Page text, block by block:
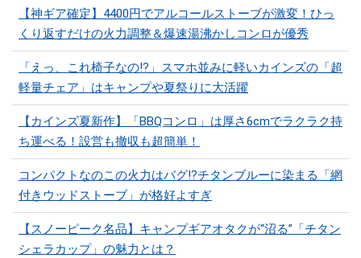
【神ギア確定】4400円でアルコールストーブが激変！ひっ
くり返すだけの火力調整＆爆速湯沸かしコンロが優秀
「えっ、これ椅子なの!?」スマホ並みに軽いカインズの「超
軽量チェア」はキャンプや夏祭りに大活躍
【カインズ夏新作】「BBQコンロ」は厚さ6cmでラクラク持
ち運べる！設営も撤収も超簡単！
コンパクトなのこの火力はバグ⁉チタンブルーに染まる「網
付きウッドストーブ」が格好よすぎ
【スノーピーク名品】キャンプギアオタクが“沼る”「チタン
シェラカップ」の魅力とは？